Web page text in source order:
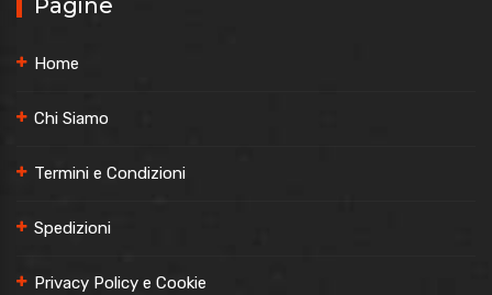
Pagine
Home
Chi Siamo
Termini e Condizioni
Spedizioni
Privacy Policy e Cookie